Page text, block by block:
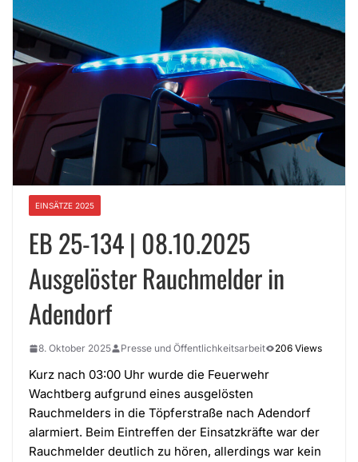
EINSÄTZE 2025
EB 25-134 | 08.10.2025
Ausgelöster Rauchmelder in
Adendorf
8. Oktober 2025 Presse und Öffentlichkeitsarbeit 206 Views
Kurz nach 03:00 Uhr wurde die Feuerwehr
Wachtberg aufgrund eines ausgelösten
Rauchmelders in die Töpferstraße nach Adendorf
alarmiert. Beim Eintreffen der Einsatzkräfte war der
Rauchmelder deutlich zu hören, allerdings war kein